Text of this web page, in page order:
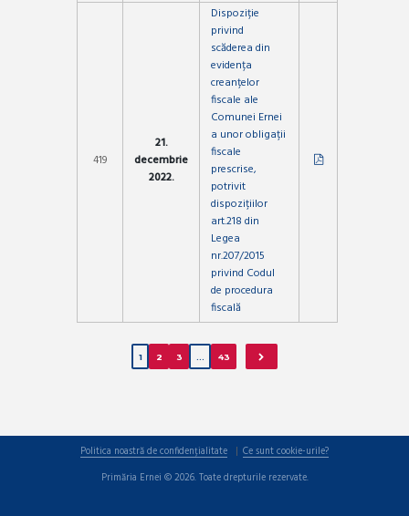
419
21.
decembrie
2022.
Dispoziție
privind
scăderea din
evidența
creanțelor
fiscale ale
Comunei Ernei
a unor obligații
fiscale
prescrise,
potrivit
dispozițiilor
art.218 din
Legea
nr.207/2015
privind Codul
de procedura
fiscală
1 2 3 43
Politica noastră de confidențialitate
Ce sunt cookie-urile?
Primăria Ernei © 2026. Toate drepturile rezervate.